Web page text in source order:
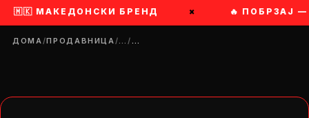
🇲🇰 МАКЕДОНСКИ БРЕНД × 🔥 ПОБРЗАЈ
ДОМА/ПРОДАВНИЦА/…/…